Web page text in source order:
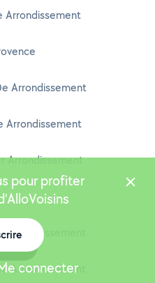
Arrondissement
Arrondissement
Arrondissement
Arrondissement
Arrondissement
Arrondissement
pour profiter
connecter